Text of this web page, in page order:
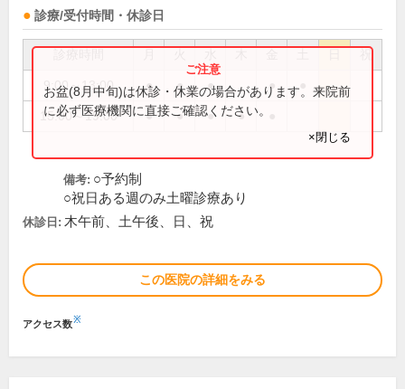
診療/受付時間・休診日
祝
9:00～13:00 ● ● ● ●
15:00～19:00 ● ● ● ●
お盆(8月中旬)は休診・休業の場合があります。来院前
に必ず医療機関に直接ご確認ください。
×閉じる
備考: ○予約制
○祝日ある週のみ土曜診療あり
休診日: 木午前、土午後、日、祝
この医院の詳細をみる
アクセス数※